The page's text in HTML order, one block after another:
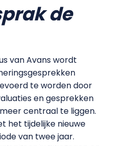
de
van Avans wordt
te worden door
en gesprekken
centraal te liggen.
het tijdelijke nieuwe
van twee jaar.